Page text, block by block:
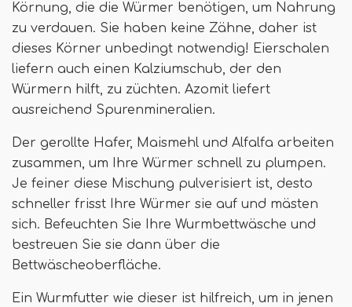
Körnung, die die Würmer benötigen, um Nahrung
zu verdauen. Sie haben keine Zähne, daher ist
dieses Körner unbedingt notwendig! Eierschalen
liefern auch einen Kalziumschub, der den
Würmern hilft, zu züchten. Azomit liefert
ausreichend Spurenmineralien.
Der gerollte Hafer, Maismehl und Alfalfa arbeiten
zusammen, um Ihre Würmer schnell zu plumpen.
Je feiner diese Mischung pulverisiert ist, desto
schneller frisst Ihre Würmer sie auf und mästen
sich. Befeuchten Sie Ihre Wurmbettwäsche und
bestreuen Sie sie dann über die
Bettwäscheoberfläche.
Ein Wurmfutter wie dieser ist hilfreich, um in jenen